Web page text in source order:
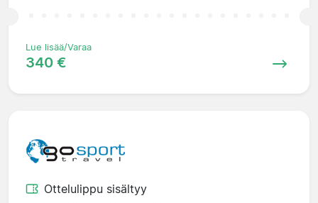
Lue lisää/Varaa
340 €
Ottelulippu sisältyy